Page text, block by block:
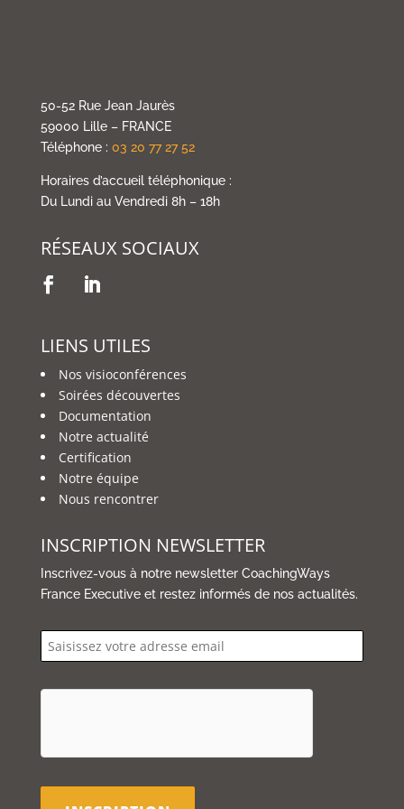
50-52 Rue Jean Jaurès
59000 Lille – FRANCE
Téléphone : 03 20 77 27 52
Horaires d’accueil téléphonique :
Du Lundi au Vendredi 8h – 18h
RÉSEAUX SOCIAUX
LIENS UTILES
Nos visioconférences
Soirées découvertes
Documentation
Notre actualité
Certification
Notre équipe
Nous rencontrer
INSCRIPTION NEWSLETTER
Inscrivez-vous à notre newsletter CoachingWays
France Executive et restez informés de nos actualités.
email